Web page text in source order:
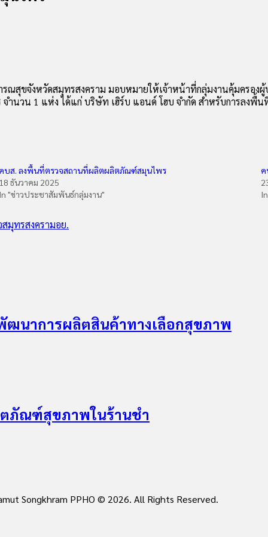
สุขจังหวัดสมุทรสงคราม มอบหมายให้เจ้าหน้าที่กลุ่มงานคุ้มครอง
วน 1 แห่ง ได้แก่ บริษัท เฮิร์บ แอนด์ โฮบ จำกัด สำหรับการลงพื้น
คบส. ลงพื้นที่ตรวจสถานที่ผลิตผลิตภัณฑ์สมุนไพร
18 ธันวาคม 2025
In "ข่าวประชาสัมพันธ์กลุ่มงาน"
สมุทรสงครามอย.
ฒนาการผลิตสินค้าทางเลือกสุขภาพ
ภัณฑ์สุขภาพในร้านชำ
Songkhram PPHO © 2026. All Rights Reserved.